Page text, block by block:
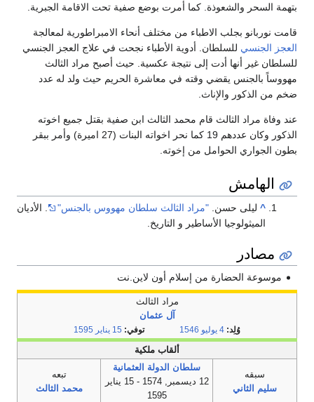
بتهمة السحر والشعوذة. كما أمرت بوضع صفية تحت الاقامة الجبرية.
قامت نوربانو بجلب الاطباء من مختلف أنحاء الامبراطورية لمعالجة
العجز الجنسي للسلطان. أدوية الأطباء نجحت في علاج العجز الجنسي
للسلطان غير أنها أدت إلى نتيجة عكسية. حيث أصبح مراد الثالث
مهووساً بالجنس يقضي وقته في معاشرة الحريم حيث ولد له عدد
ضخم من الذكور والإناث.
عند وفاة مراد الثالث قام محمد الثالث ابن صفية بقتل جميع اخوته
الذكور وكان عددهم 19 كما نحر اخواته البنات (27 اميرة) وأمر ببقر
بطون الجواري الحوامل من إخوته.
الهامش
^ ليلى حسن. "مراد الثالث سلطان مهووس بالجنس"
. الأديان
الميثولوجيا الأساطير و التاريخ.
مصادر
موسوعة الحضارة من إسلام أون لاين.نت
مراد الثالث
آل عثمان
وُلِد: 4 يوليو 1546 توفي: 15 يناير 1595
ألقاب ملكية
سبقه
سليم الثاني
سلطان الدولة العثمانية
12 ديسمبر, 1574 - 15 يناير
1595
تبعه
محمد الثالث